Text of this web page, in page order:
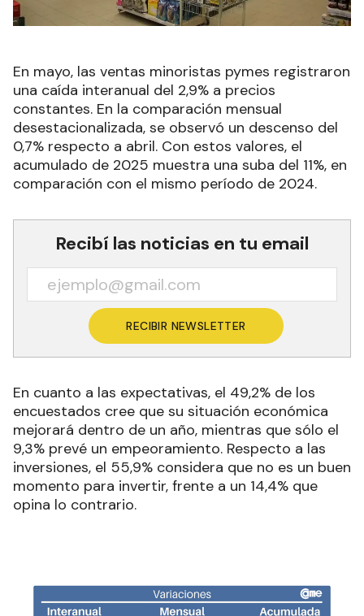
En mayo, las ventas minoristas pymes registraron
una caída interanual del 2,9% a precios
constantes. En la comparación mensual
desestacionalizada, se observó un descenso del
0,7% respecto a abril. Con estos valores, el
acumulado de 2025 muestra una suba del 11%, en
comparación con el mismo período de 2024.
Recibí las noticias en tu email
RECIBIR NEWSLETTER
En cuanto a las expectativas, el 49,2% de los
encuestados cree que su situación económica
mejorará dentro de un año, mientras que sólo el
9,3% prevé un empeoramiento. Respecto a las
inversiones, el 55,9% considera que no es un buen
momento para invertir, frente a un 14,4% que
opina lo contrario.